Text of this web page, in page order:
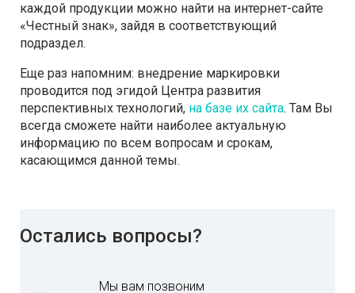
каждой продукции можно найти на интернет-сайте
«Честный знак», зайдя в соответствующий
подраздел.
Еще раз напомним: внедрение маркировки
проводится под эгидой Центра развития
перспективных технологий, на базе их сайта. Там Вы
всегда сможете найти наиболее актуальную
информацию по всем вопросам и срокам,
касающимся данной темы.
Остались вопросы?
Мы вам позвоним